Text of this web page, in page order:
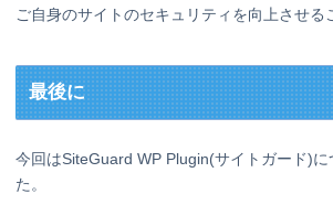
ご自身のサイトのセキュリティを向上させる
最後に
今回はSiteGuard WP Plugin(サイトガード)に
た。